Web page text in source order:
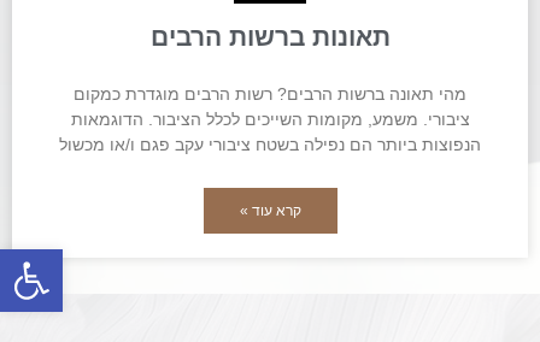
תאונות ברשות הרבים
מהי תאונה ברשות הרבים? רשות הרבים מוגדרת כמקום
ציבורי. משמע, מקומות השייכים לכלל הציבור. הדוגמאות
הנפוצות ביותר הם נפילה בשטח ציבורי עקב פגם ו/או מכשול
קרא עוד »